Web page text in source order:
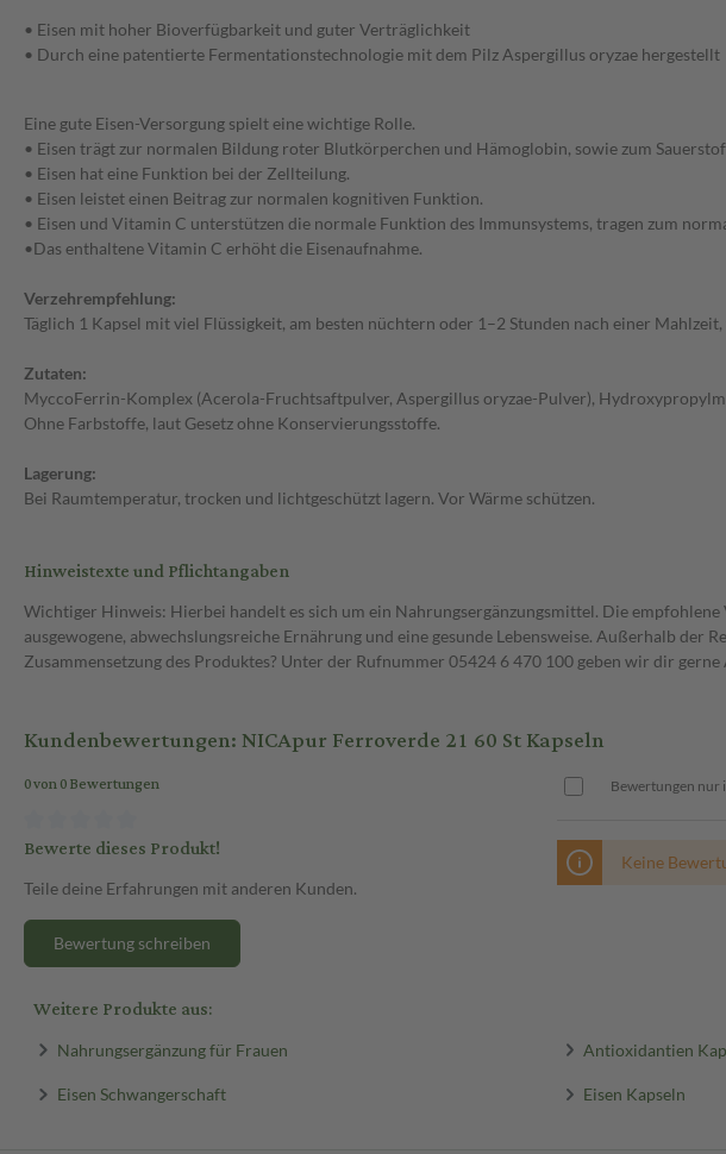
• Eisen mit hoher Bioverfügbarkeit und guter Verträglichkeit
• Durch eine patentierte Fermentationstechnologie mit dem Pilz Aspergillus oryzae hergestellt
Eine gute Eisen-Versorgung spielt eine wichtige Rolle.
• Eisen trägt zur normalen Bildung roter Blutkörperchen und Hämoglobin, sowie zum
• Eisen hat eine Funktion bei der Zellteilung.
• Eisen leistet einen Beitrag zur normalen kognitiven Funktion.
• Eisen und Vitamin C unterstützen die normale Funktion des Immunsystems, tragen zum
•Das enthaltene Vitamin C erhöht die Eisenaufnahme.
Verzehrempfehlung:
Täglich 1 Kapsel mit viel Flüssigkeit, am besten nüchtern oder 1–2 Stunden nach einer Mahlzeit,
Zutaten:
MyccoFerrin-Komplex (Acerola-Fruchtsaftpulver, Aspergillus oryzae-Pulver),
Ohne Farbstoffe, laut Gesetz ohne Konservierungsstoffe.
Lagerung:
Bei Raumtemperatur, trocken und lichtgeschützt lagern. Vor Wärme schützen.
Hinweistexte und Pflichtangaben
Wichtiger Hinweis: Hierbei handelt es sich um ein Nahrungsergänzungsmittel. Die
ausgewogene, abwechslungsreiche Ernährung und eine gesunde Lebensweise. Außerhalb
Zusammensetzung des Produktes? Unter der Rufnummer 05424 6 470 100 geben wir dir
Kundenbewertungen: NICApur Ferroverde 21 60 St Kapseln
0 von 0 Bewertungen
Bewerte dieses Produkt!
Teile deine Erfahrungen mit anderen Kunden.
Bewertung schreiben
Bewertungen nur
Keine
Weitere Produkte aus:
Nahrungsergänzung für Frauen Antioxidantien
Eisen Schwangerschaft Eisen Kapseln